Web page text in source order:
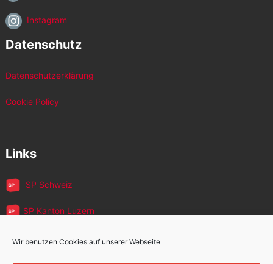
Wir benutzen Cookies auf unserer Webseite
Instagram
Datenschutz
Datenschutzerklärung
Cookie Policy
Links
SP Schweiz
SP Kanton Luzern
JUSO Luzern